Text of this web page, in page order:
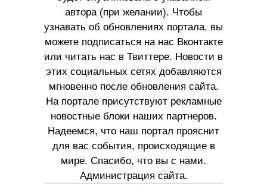
автора (при желании). Чтобы
узнавать об обновлениях портала, вы
можете подписаться на нас Вконтакте
или читать нас в Твиттере. Новости в
этих социальных сетях добавляются
мгновенно после обновления сайта.
На портале присутствуют рекламные
новостные блоки наших партнеров.
Надеемся, что наш портал прояснит
для вас события, происходящие в
мире. Спасибо, что вы с нами.
Администрация сайта.